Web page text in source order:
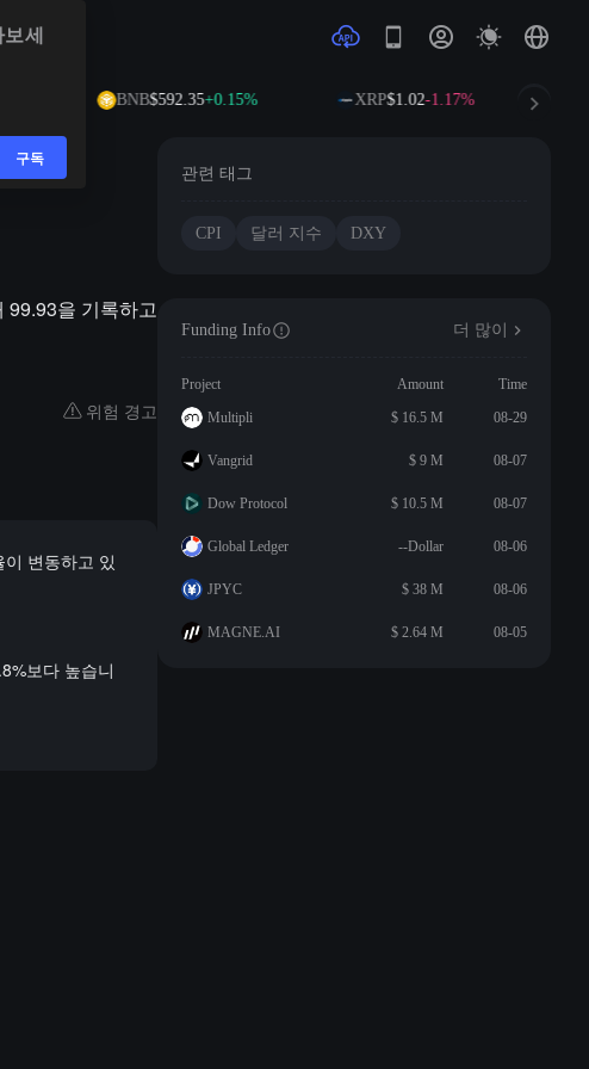
BNB$592.35+0.15% XRP$1.02-1.17%
99.93을 기록하고
위험 경고
변동하고 있
보다 높습니
관련 태그
CPI 달러 지수 DXY
Funding Info 더 많이
Project Amount
Time
Multipli
$ 16.5 M 08-29
Vangrid $ 9 M 08-07
Dow Protocol $ 10.5 M 08-07
Global Ledger --Dollar 08-06
JPYC $ 38 M 08-06
MAGNE.AI $ 2.64 M 08-05
세
구독